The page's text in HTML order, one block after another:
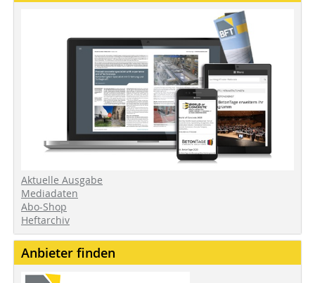
Aktuelle Ausgabe
Mediadaten
Abo-Shop
Heftarchiv
Anbieter finden